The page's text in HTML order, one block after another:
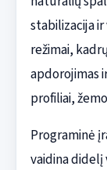
stabilizacija
režimai,
apdorojimas
profiliai,
Programinė
vaidina didelį